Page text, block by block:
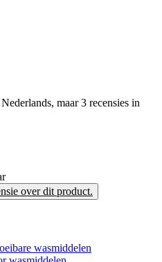
maar 3 recensies in
over dit product.
wasmiddelen